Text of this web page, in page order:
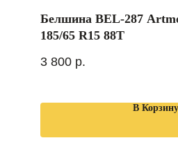
Белшина BEL-287
185/65 R15 88T
3 800 р.
В Корзину